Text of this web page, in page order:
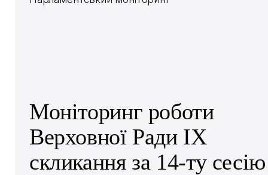
Моніторинг роботи
Верховної Ради IX
скликання за 14-ту сесію